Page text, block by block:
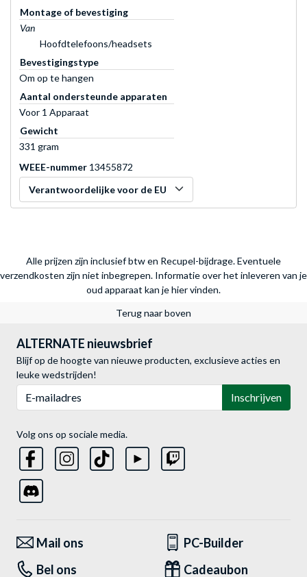
Montage of bevestiging
Van
Hoofdtelefoons/headsets
Bevestigingstype
Om op te hangen
Aantal ondersteunde apparaten
Voor 1 Apparaat
Gewicht
331 gram
WEEE-nummer 13455872
Verantwoordelijke voor de EU
Alle prijzen zijn inclusief btw en Recupel-bijdrage. Eventuele
verzendkosten zijn niet inbegrepen. Informatie over het inleveren van je
oud apparaat kan je hier vinden.
Terug naar boven
ALTERNATE nieuwsbrief
Blijf op de hoogte van nieuwe producten, exclusieve acties en
leuke wedstrijden!
Inschrijven
Volg ons op sociale media.
Mail ons
PC-Builder
Bel ons
Cadeaubon